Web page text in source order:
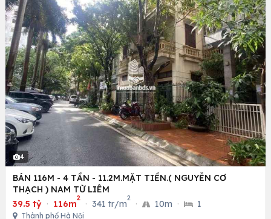
4
BÁN 116M - 4 TẦN - 11.2M.MẶT TIỀN.( NGUYỄN CƠ
THẠCH ) NAM TỪ LIÊM
39.5 tỷ · 116m
2
· 341 tr/m
2
· 10m · 1
Thành phố Hà Nội